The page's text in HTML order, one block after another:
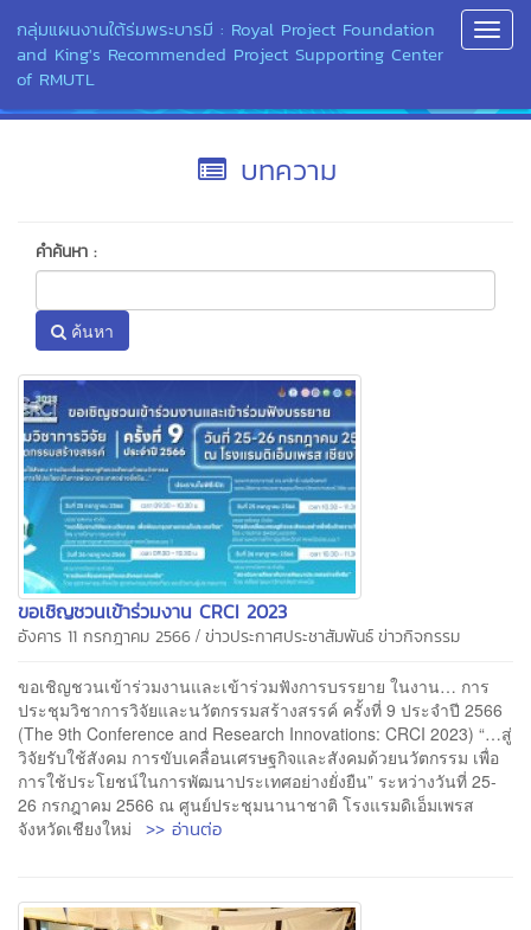
กลุ่มแผนงานใต้ร่มพระบารมี : Royal Project Foundation
and King's Recommended Project Supporting Center
of RMUTL
บทความ
คำค้นหา :
ค้นหา
ขอเชิญชวนเข้าร่วมงาน CRCI 2023
อังคาร 11 กรกฎาคม 2566 / ข่าวประกาศประชาสัมพันธ์ข่าวกิจกรรม
ขอเชิญชวนเข้าร่วมงานและเข้าร่วมฟังการบรรยาย ในงาน… การ
ประชุมวิชาการวิจัยและนวัตกรรมสร้างสรรค์ ครั้งที่ 9 ประจำปี 2566
(The 9th Conference and Research Innovations: CRCI 2023) “…สู่
วิจัยรับใช้สังคม การขับเคลื่อนเศรษฐกิจและสังคมด้วยนวัตกรรม เพื่อ
การใช้ประโยชน์ในการพัฒนาประเทศอย่างยั่งยืน” ระหว่างวันที่ 25-
26 กรกฎาคม 2566 ณ ศูนย์ประชุมนานาชาติ โรงแรมดิเอ็มเพรส
จังหวัดเชียงใหม่ >> อ่านต่อ